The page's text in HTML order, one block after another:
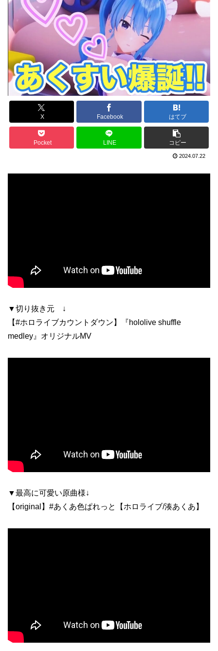
X Facebook はてブ
Pocket LINE コピー
2024.07.22
▼切り抜き元 ↓
【#ホロライブカウントダウン】『hololive shuffle
medley』オリジナルMV
▼最高に可愛い原曲様↓
【original】#あくあ色ぱれっと【ホロライブ/湊あくあ】